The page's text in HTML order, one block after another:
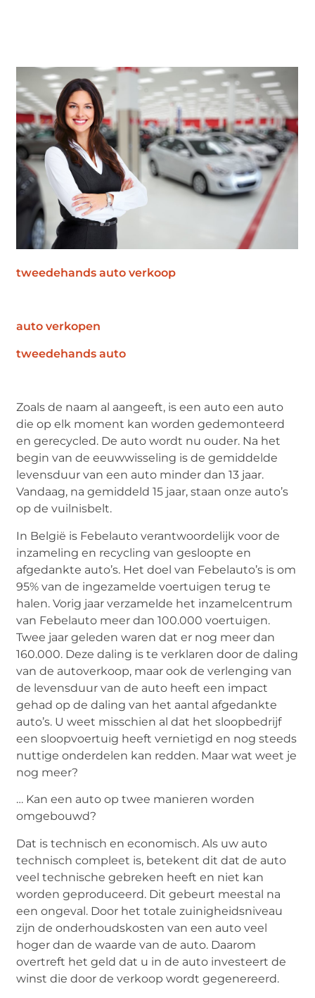
tweedehands auto verkoop
auto verkopen
tweedehands auto
Zoals de naam al aangeeft, is een auto een auto
die op elk moment kan worden gedemonteerd
en gerecycled. De auto wordt nu ouder. Na het
begin van de eeuwwisseling is de gemiddelde
levensduur van een auto minder dan 13 jaar.
Vandaag, na gemiddeld 15 jaar, staan ​​onze auto’s
op de vuilnisbelt.
In België is Febelauto verantwoordelijk voor de
inzameling en recycling van gesloopte en
afgedankte auto’s. Het doel van Febelauto’s is om
95% van de ingezamelde voertuigen terug te
halen. Vorig jaar verzamelde het inzamelcentrum
van Febelauto meer dan 100.000 voertuigen.
Twee jaar geleden waren dat er nog meer dan
160.000. Deze daling is te verklaren door de daling
van de autoverkoop, maar ook de verlenging van
de levensduur van de auto heeft een impact
gehad op de daling van het aantal afgedankte
auto’s. U weet misschien al dat het sloopbedrijf
een sloopvoertuig heeft vernietigd en nog steeds
nuttige onderdelen kan redden. Maar wat weet je
nog meer?
… Kan een auto op twee manieren worden
omgebouwd?
Dat is technisch en economisch. Als uw auto
technisch compleet is, betekent dit dat de auto
veel technische gebreken heeft en niet kan
worden geproduceerd. Dit gebeurt meestal na
een ongeval. Door het totale zuinigheidsniveau
zijn de onderhoudskosten van een auto veel
hoger dan de waarde van de auto. Daarom
overtreft het geld dat u in de auto investeert de
winst die door de verkoop wordt gegenereerd.